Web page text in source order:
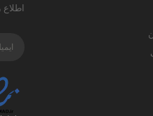
اطلاع